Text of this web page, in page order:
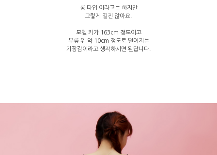
롱 타입 이라고는 하지만
그렇게 길진 않아요.
모델 키가 163cm 정도이고
무릎 위 약 10cm 정도로 떨어지는
기장감이라고 생각하시면 된답니다.